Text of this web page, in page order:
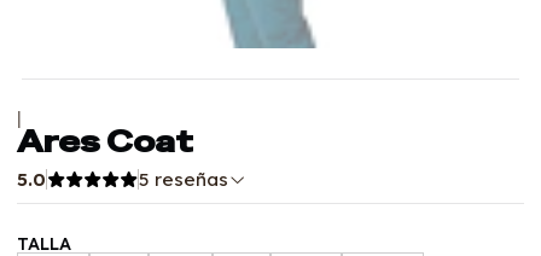
|
Ares Coat
5.0 5 reseñas
TALLA